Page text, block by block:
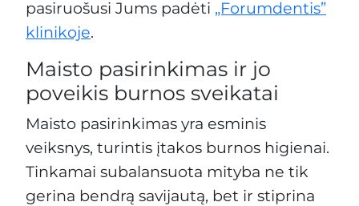
pasiruošusi Jums padėti „Forumdentis”
klinikoje.
Maisto pasirinkimas ir jo
poveikis burnos sveikatai
Maisto pasirinkimas yra esminis
veiksnys, turintis įtakos burnos higienai.
Tinkamai subalansuota mityba ne tik
gerina bendrą savijautą, bet ir stiprina